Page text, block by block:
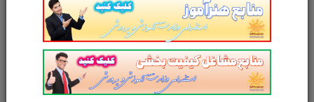
ارسال دیدگاه انصراف
محصولات مرتبط